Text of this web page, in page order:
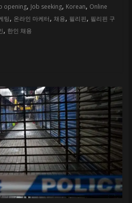
opening, Job seeking, Korean, Online
팅, 온라인 마케터, 채용, 필리핀, 필리핀 구
, 한인 채용